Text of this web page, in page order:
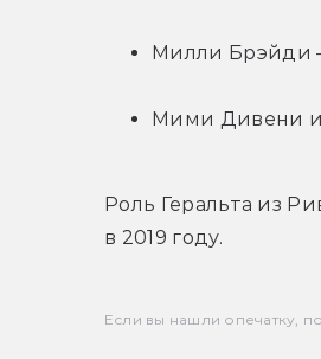
Милли Брэйди
Мими Дивени и
Роль Геральта из
в 2019 году.
Если вы нашли опечатку,